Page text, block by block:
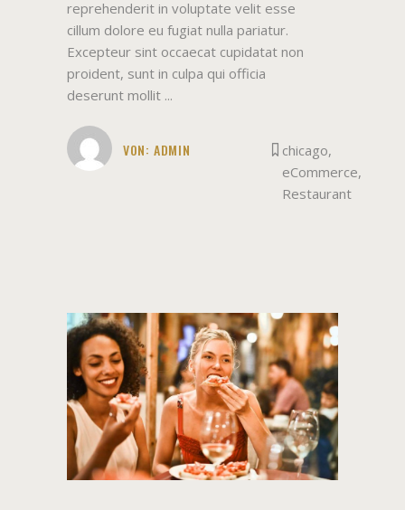
reprehenderit in voluptate velit esse
cillum dolore eu fugiat nulla pariatur.
Excepteur sint occaecat cupidatat non
proident, sunt in culpa qui officia
deserunt mollit
VON: ADMIN chicago,
eCommerce,
Restaurant